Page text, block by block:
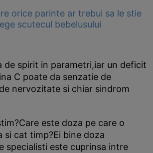
orice parinte ar trebui sa le stie
scutecul bebelusului
de spirit in parametri,iar un deficit
C poate da senzatie de
nervozitate si chiar sindrom
este doza pe care o
si cat timp?Ei bine doza
specialisti este cuprinsa intre